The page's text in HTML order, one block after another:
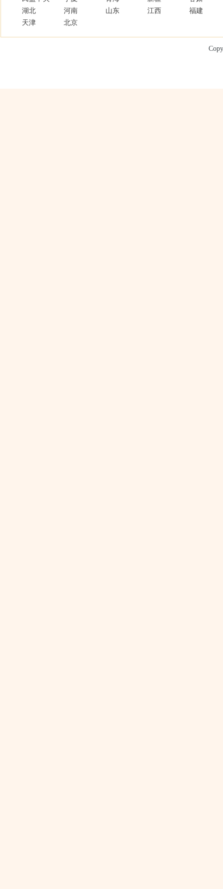
湖北
河南 山东 江西
福建
天津
北京